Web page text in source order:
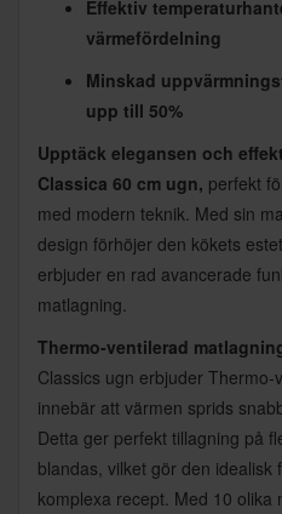
Effektiv
värmefördelning
Minskad
upp till 50%
Upptäck elegansen och
Classica 60 cm ugn, perfekt
med modern teknik. Med sin
design förhöjer den kökets
erbjuder en rad avancerade
matlagning.
Thermo-ventilerad
Classics ugn erbjuder
innebär att värmen sprids
Detta ger perfekt tillagning på
blandas, vilket gör den
komplexa recept. Med 10 olika